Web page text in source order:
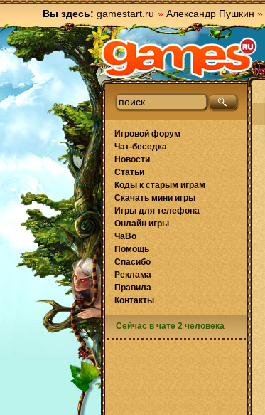
Вы здесь: gamestart.ru » Александр Пушкин »
Игровой форум
Чат-беседка
Новости
Статьи
Коды к старым играм
Скачать мини игры
Игры для телефона
Онлайн игры
ЧаВо
Помощь
Спасибо
Реклама
Правила
Контакты
Сейчас в чате 2 человека